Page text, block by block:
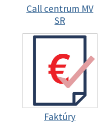
Call centrum MV
SR
Faktúry